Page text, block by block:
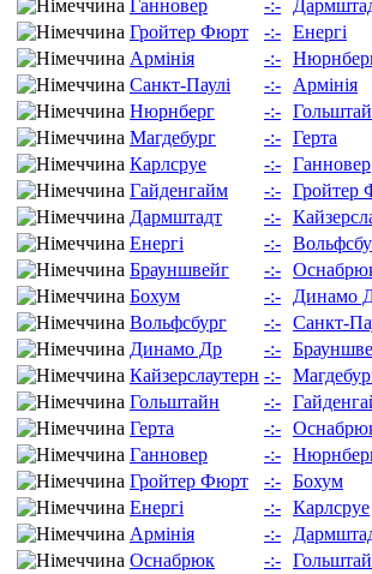
Ганновер -:-
Гройтер Фюрт
-:- Енергі
Армінія
-:-
Санкт-Паулі
-:-
Армінія
Нюрнберг
-:-
Магдебург
-:- Герта
Карлсруе
-:- Ганновер
Гайденгайм
-:- Гройтер
Дармштадт
-:-
Енергі
-:-
Брауншвейг
-:-
Бохум
-:-
Динамо
Вольфсбург
-:- Санкт-
Динамо Др
-:-
Кайзерслаутерн -:-
Гольштайн
-:-
Герта
-:-
Ганновер
-:-
Гройтер Фюрт
-:- Бохум
Енергі
-:- Карлсруе
Армінія
-:-
Оснабрюк
-:-